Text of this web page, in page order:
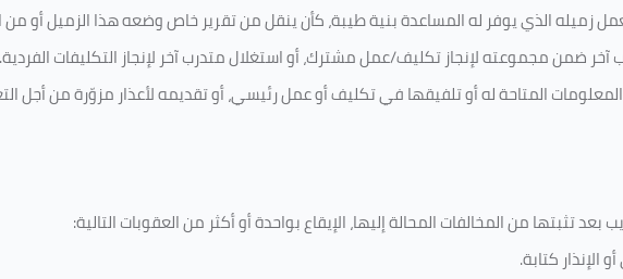
زميله الذي يوفر له المساعدة بنية طيبة، كأن ينقل من تقرير خاص وضعه هذا الزميل أو من
آخر ضمن مجموعته لإنجاز تكليف/عمل مشترك، أو استغلال متدرب آخر لإنجاز التكليفات الفردية.
المتاحة له أو تلفيقها في تكليف أو عمل رئيسي، أو تقديمه لأعذار مزوّرة من أجل
تثبتها من المخالفات المحالة إليها، الإيقاع بواحدة أو أكثر من العقوبات التالية:
كتابة.